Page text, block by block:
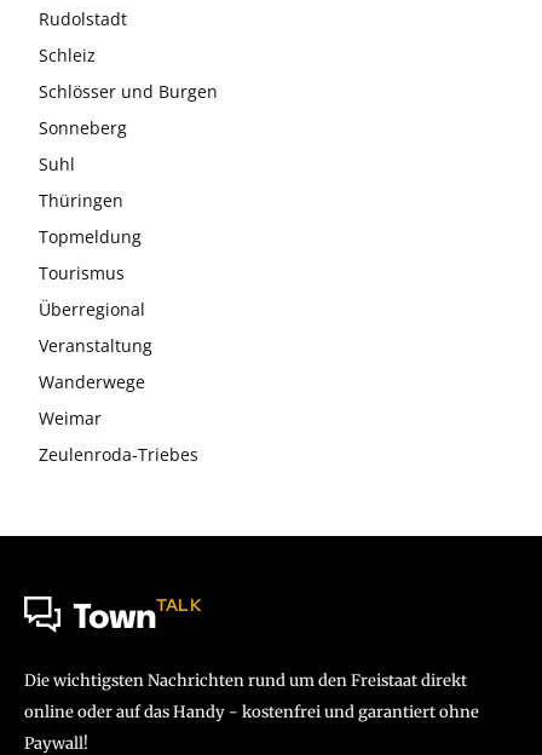
Rudolstadt
Schleiz
Schlösser und Burgen
Sonneberg
Suhl
Thüringen
Topmeldung
Tourismus
Überregional
Veranstaltung
Wanderwege
Weimar
Zeulenroda-Triebes
TownTALK
Die wichtigsten Nachrichten rund um den Freistaat direkt
online oder auf das Handy - kostenfrei und garantiert ohne
Paywall!